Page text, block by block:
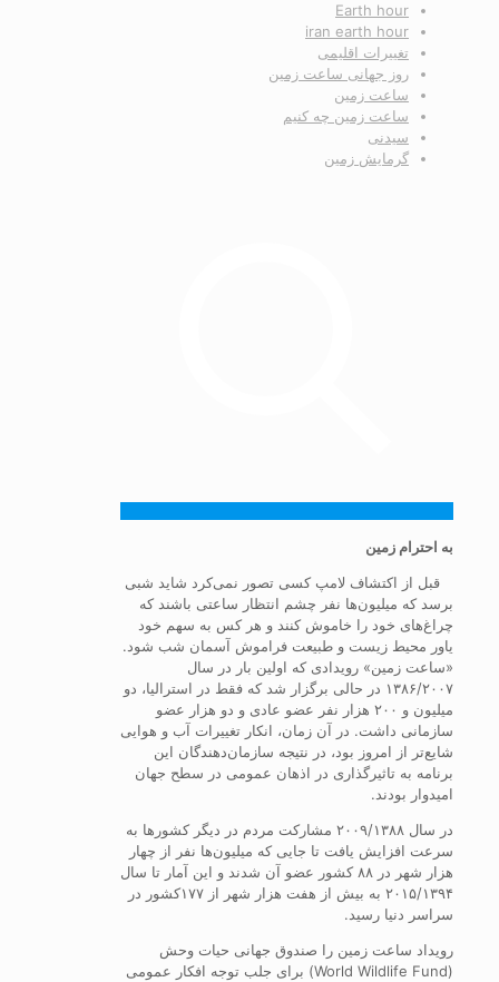
Earth hour
iran earth hour
تغییرات اقلیمی
روز جهانی ساعت زمین
ساعت زمین
ساعت زمین چه کنیم
سیدنی
گرمایش زمین
به احترام زمین
قبل از اکتشاف لامپ کسی تصور نمی‌کرد شاید شبی
برسد که میلیون‌ها نفر چشم انتظار ساعتی باشند که
چراغ‌های خود را خاموش کنند و هر کس به سهم خود
یاور محیط زیست و طبیعت فراموش آسمان شب شود.
«ساعت زمین» رویدادی که اولین بار در سال
۱۳۸۶/۲۰۰۷ در حالی برگزار شد که فقط در استرالیا، دو
میلیون و ۲۰۰ هزار نفر عضو عادی و دو هزار عضو
سازمانی داشت. در آن زمان، انکار تغییرات آب و هوایی
شایع‌تر از امروز بود، در نتیجه سازمان‌دهندگان این
برنامه به تاثیرگذاری در اذهان عمومی در سطح جهان
امیدوار بودند.
در سال ۲۰۰۹/۱۳۸۸ مشارکت مردم در دیگر کشورها به
سرعت افزایش یافت تا جایی که میلیون‌ها نفر از چهار
هزار شهر در ۸۸ کشور عضو آن شدند و این آمار تا سال
۲۰۱۵/۱۳۹۴ به بیش از هفت هزار شهر از ۱۷۷کشور در
سراسر دنیا رسید.
رویداد ساعت زمین را صندوق جهانی حیات وحش
(World Wildlife Fund) برای جلب توجه افکار عمومی